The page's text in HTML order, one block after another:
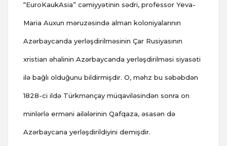
“EuroKaukAsia” cəmiyyətinin sədri, professor Yeva-
Maria Auxun məruzəsində alman koloniyalarının
Azərbaycanda yerləşdirilməsinin Çar Rusiyasının
xristian əhalinin Azərbaycanda yerləşdirilməsi siyasəti
ilə bağlı olduğunu bildirmişdir. O, məhz bu səbəbdən
1828-ci ildə Türkmənçay müqaviləsindən sonra on
minlərlə erməni ailələrinin Qafqaza, əsasən də
Azərbaycana yerləşdirildiyini demişdir.